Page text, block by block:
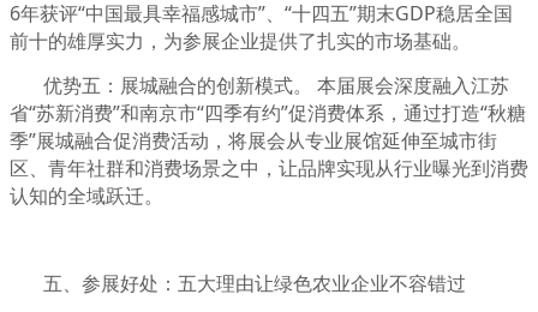
6年获评“中国最具幸福感城市”、“十四五”期末GDP稳居全国
前十的雄厚实力，为参展企业提供了扎实的市场基础。
优势五：展城融合的创新模式。 本届展会深度融入江苏
省“苏新消费”和南京市“四季有约”促消费体系，通过打造“秋糖
季”展城融合促消费活动，将展会从专业展馆延伸至城市街
区、青年社群和消费场景之中，让品牌实现从行业曝光到消费
认知的全域跃迁。
五、参展好处：五大理由让绿色农业企业不容错过